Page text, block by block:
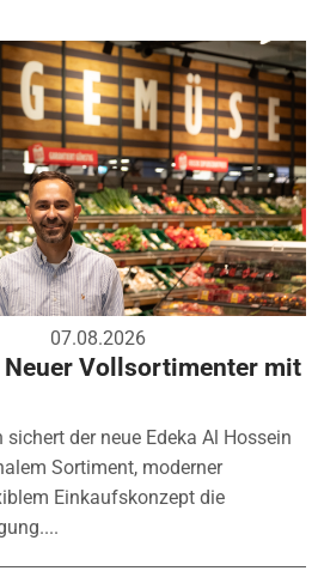
07.08.2026
Neuer Vollsortimenter mit
sichert der neue Edeka Al Hossein
Sortiment, moderner
Einkaufskonzept die